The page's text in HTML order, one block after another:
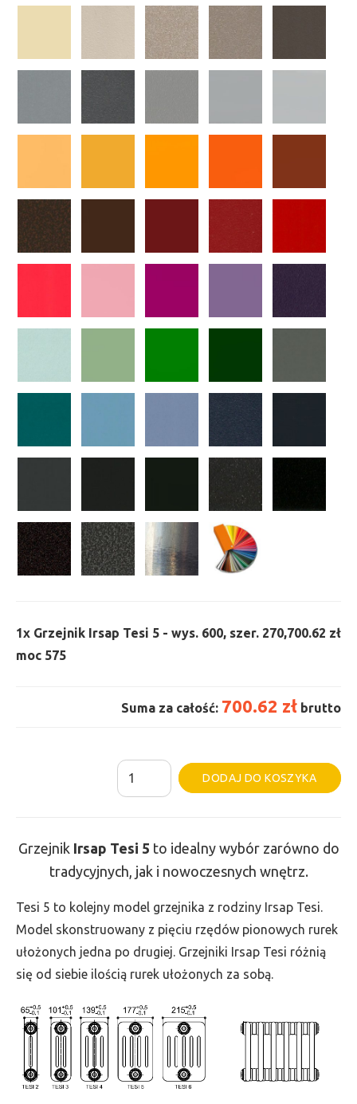
1x Grzejnik Irsap Tesi 5 - wys. 600, szer. 270,
moc 575
700.62 zł
Suma za całość: 700.62 zł brutto
ilość
Grzejnik
-
wys.
600,
szer.
270,
575
DODAJ DO KOSZYKA
Grzejnik Irsap Tesi 5 to idealny wybór zarówno do
tradycyjnych, jak i nowoczesnych wnętrz.
Tesi 5 to kolejny model grzejnika z rodziny Irsap Tesi.
Model skonstruowany z pięciu rzędów pionowych rurek
ułożonych jedna po drugiej. Grzejniki Irsap Tesi różnią
się od siebie ilością rurek ułożonych za sobą.